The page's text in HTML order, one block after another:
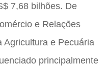
7,68 bilhões. De
e Relações
Agricultura e Pecuária
principalmente